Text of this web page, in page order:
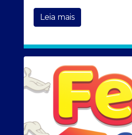
Leia mais